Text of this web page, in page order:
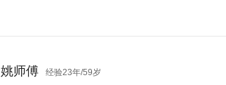
姚师傅 经验23年/59岁